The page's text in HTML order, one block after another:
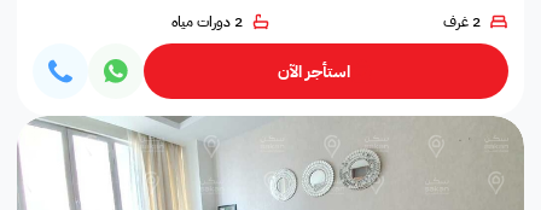
2 غرف 2 دورات مياه
استأجر الآن